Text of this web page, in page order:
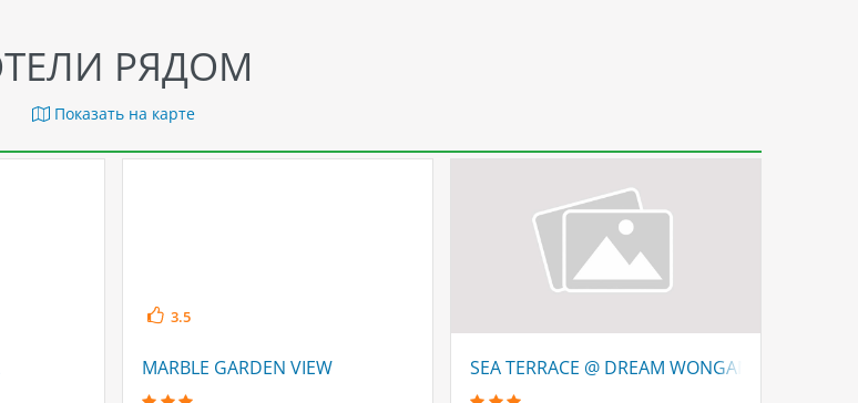
РЯДОМ
Показать на карте
3.5
MARBLE GARDEN VIEW SEA TERRACE @ DREAM WONGAMART